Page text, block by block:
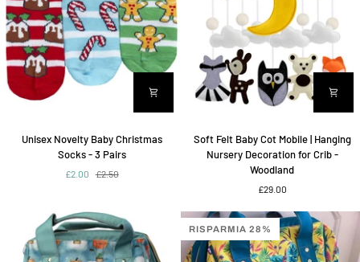
ci
sono
anche
promemoria
per
papà
aggiungere
Novelty
Pairs
Unisex Novelty Baby Christmas
Socks - 3 Pairs
£2.00 £2.50
Felt
Baby
|
Hanging
Nursery
Decoration
Soft Felt Baby Cot Mobile | Hanging
Nursery Decoration for Crib -
Woodland
£29.00
RISPARMIA 28%